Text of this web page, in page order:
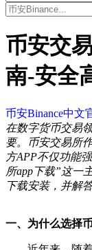
币安交
南-安全
币安Binance中文
在数字货币交易
要。币安交易所
方APP不仅功能
所app下载”这一
下载安装，并解
一、为什么选择